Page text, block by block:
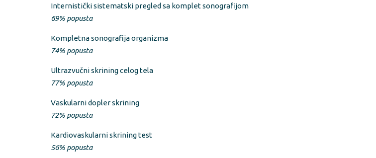
Internistički sistematski pregled sa komplet sonografijom
69% popusta
Kompletna sonografija organizma
74% popusta
Ultrazvučni skrining celog tela
77% popusta
Vaskularni dopler skrining
72% popusta
Kardiovaskularni skrining test
56% popusta